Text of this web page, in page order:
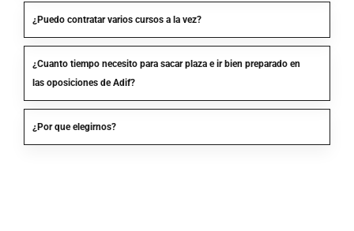
¿Puedo contratar varios cursos a la vez?
¿Cuanto tiempo necesito para sacar plaza e ir bien preparado en
las oposiciones de Adif?
¿Por que elegirnos?